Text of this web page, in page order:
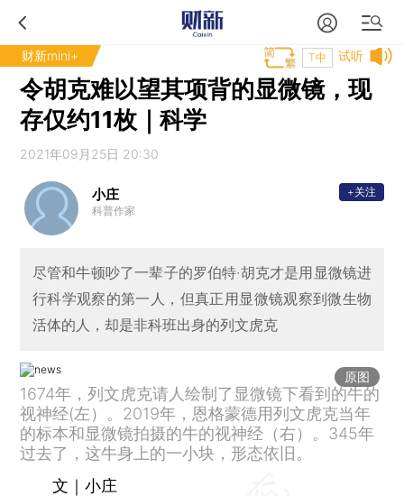
财新mini+ 试听
T中
令胡克难以望其项背的显微镜，现
存仅约11枚｜科学
2021年09月25日 20:30
小庄
科普作家
+关注
尽管和牛顿吵了一辈子的罗伯特·胡克才是用显微镜进
行科学观察的第一人，但真正用显微镜观察到微生物
活体的人，却是非科班出身的列文虎克
原图
1674年，列文虎克请人绘制了显微镜下看到的牛的
视神经(左）。2019年，恩格蒙德用列文虎克当年
的标本和显微镜拍摄的牛的视神经（右）。345年
过去了，这牛身上的一小块，形态依旧。
文｜小庄